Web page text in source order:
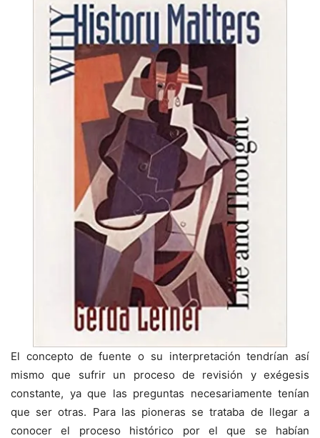
El concepto de fuente o su interpretación tendrían así
mismo que sufrir un proceso de revisión y exégesis
constante, ya que las preguntas necesariamente tenían
que ser otras. Para las pioneras se trataba de llegar a
conocer el proceso histórico por el que se habían